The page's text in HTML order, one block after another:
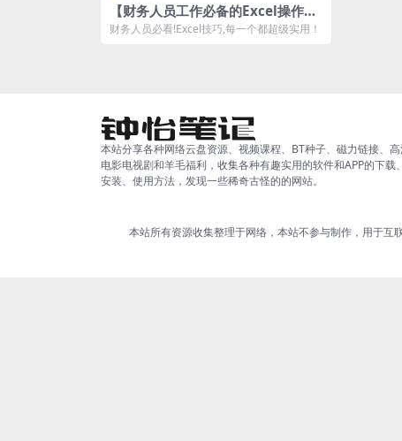
【财务人员工作必备的Excel操作技
巧】（52讲全）
财务人员必看!Excel技巧,每一个都超级实用！
本站分享各种网络云盘资源、视频课程、BT种子、磁力链接、
电影电视剧和羊毛福利，收集各种有趣实用的软件和APP的下载、
安装、使用方法，发现一些稀奇古怪的的网站。
本站所有资源收集整理于网络，本站不参与制作，用于